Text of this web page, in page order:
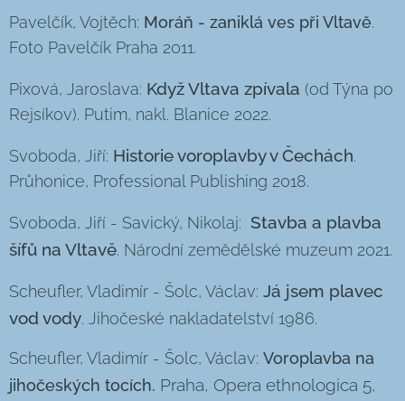
Pavelčík, Vojtěch: Moráň - zaniklá ves při Vltavě.
Foto Pavelčík Praha 2011.
Pixová, Jaroslava: Když Vltava zpívala (od Týna po
Rejsíkov). Putim, nakl. Blanice 2022.
Svoboda, Jiří: Historie voroplavby v Čechách.
Průhonice, Professional Publishing 2018.
Svoboda, Jiří - Savický, Nikolaj: Stavba a plavba
šífů na Vltavě. Národní zemědělské muzeum 2021.
Scheufler, Vladimír - Šolc, Václav: Já jsem plavec
vod vody. Jihočeské nakladatelství 1986.
Scheufler, Vladimír - Šolc, Václav: Voroplavba na
jihočeských tocích. Praha, Opera ethnologica 5,